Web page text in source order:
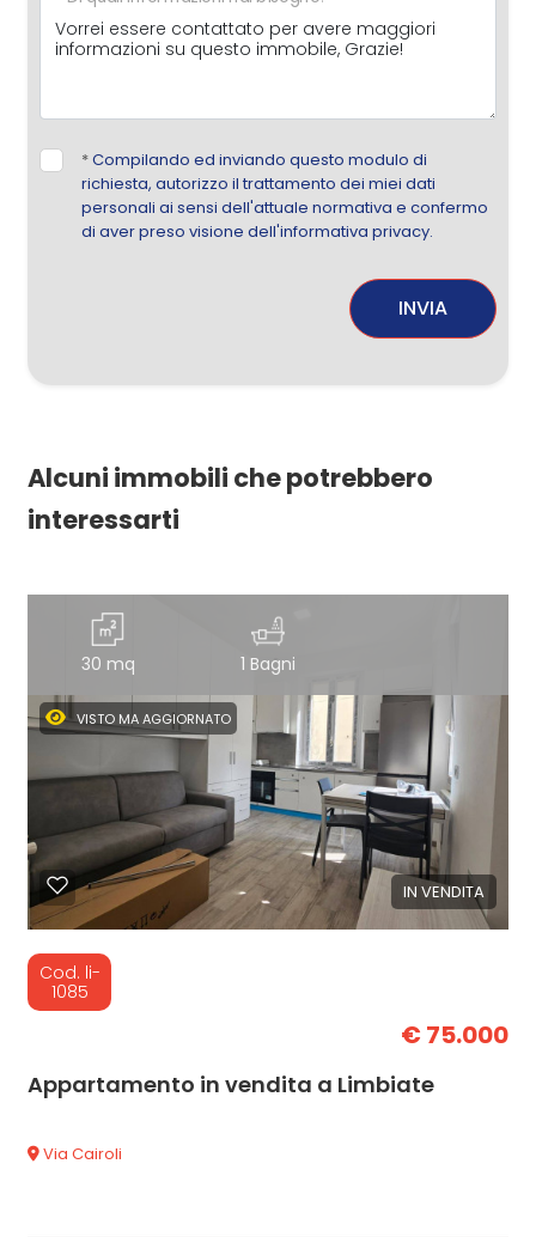
*Compilando ed inviando questo modulo di
richiesta, autorizzo il trattamento dei miei dati
personali ai sensi dell'attuale normativa e confermo
di aver preso visione dell'informativa privacy.
INVIA
Alcuni immobili che potrebbero
interessarti
30 mq 1 Bagni
IN VENDITA
VISTO MA AGGIORNATO
Cod. li-
1085
€ 75.000
Appartamento in vendita a Limbiate
Via Cairoli